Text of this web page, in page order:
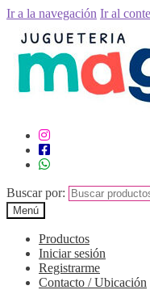
Ir a la navegación Ir al
Buscar por:
Menú
Productos
Iniciar sesión
Registrarme
Contacto / Ubicación